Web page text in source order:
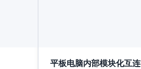
平板电脑内部模块化互连